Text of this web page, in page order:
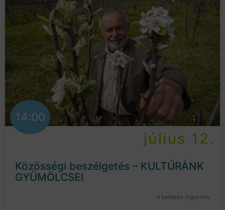
14:00
július 12.
Közösségi beszélgetés – KULTÚRÁNK
GYÜMÖLCSEI
a belépés ingyenes